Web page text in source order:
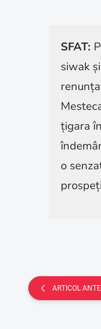
SFAT:
siwak
țigara
o
ARTICOL